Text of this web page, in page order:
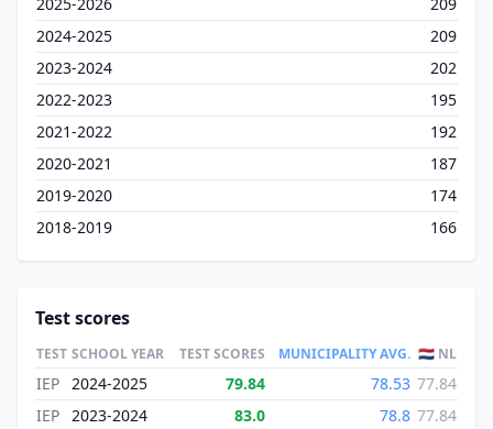
2024-2025
209
2023-2024
202
2022-2023
195
2021-2022
192
2020-2021
187
2019-2020
174
2018-2019
166
Test scores
TEST SCHOOL YEAR TEST SCORES MUNICIPALITY AVG. 🇳🇱 NL
IEP 2024-2025 79.84 78.53 77.84
IEP 2023-2024 83.0 78.8 77.84